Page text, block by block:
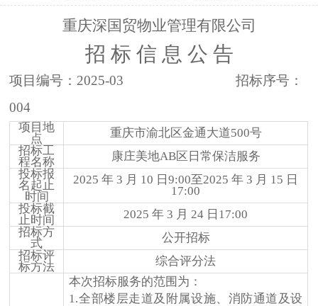
重庆深国贸物业管理有限公司
招 标 信 息 公 告
项目编号： 2025-03
招标序号：
004
项目地
点
重庆市渝北区金通大道500号
招标工
程名称
康庄美地AB区日常保洁服务
投标报
名起止
时间
2025 年 3 月 10 日9:00至2025 年 3 月 15 日
17:00
投标截
止时间
2025 年 3 月 24 日17:00
招标方
式
公开招标
招标评
标方法
综合评分法
本次招标服务的范围为：
1.全部楼层走道及附属设施、消防通道及设